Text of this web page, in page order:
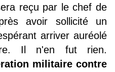
reçu par le chef de
avoir sollicité un
arriver auréolé
Il n'en fut rien.
militaire contre